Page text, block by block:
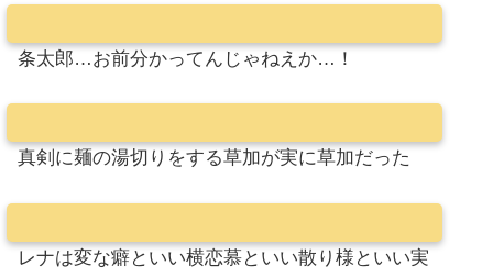
条太郎…お前分かってんじゃねえか…！
真剣に麺の湯切りをする草加が実に草加だった
レナは変な癖といい横恋慕といい散り様といい実